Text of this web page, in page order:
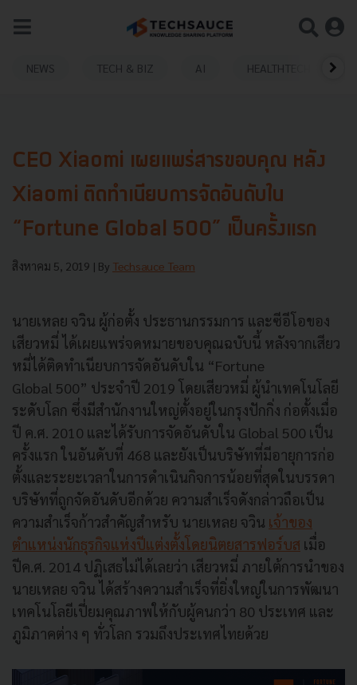
NEWS TECH & BIZ AI HEALTHTECH
CEO Xiaomi เผยแพร่สารขอบคุณ หลัง
Xiaomi ติดทำเนียบการจัดอันดับใน
“Fortune Global 500” เป็นครั้งแรก
สิงหาคม 5, 2019 | By Techsauce Team
นายเหลย จวิน ผู้ก่อตั้ง ประธานกรรมการ และซีอีโอของ
เสียวหมี่ ได้เผยแพร่จดหมายขอบคุณฉบับนี้ หลังจากเสียว
หมี่ได้ติดทำเนียบการจัดอันดับใน “Fortune
Global 500” ประจำปี 2019 โดยเสียวหมี่ ผู้นำเทคโนโลยี
ระดับโลก ซึ่งมีสำนักงานใหญ่ตั้งอยู่ในกรุงปักกิ่ง ก่อตั้งเมื่อ
ปี ค.ศ. 2010 และได้รับการจัดอันดับใน Global 500 เป็น
ครั้งแรก ในอันดับที่ 468 และยังเป็นบริษัทที่มีอายุการก่อ
ตั้งและระยะเวลาในการดำเนินกิจการน้อยที่สุดในบรรดา
บริษัทที่ถูกจัดอันดับอีกด้วย ความสำเร็จดังกล่าวถือเป็น
ความสำเร็จก้าวสำคัญสำหรับ นายเหลย จวิน เจ้าของ
ตำแหน่งนักธุรกิจแห่งปีแต่งตั้งโดยนิตยสารฟอร์บส เมื่อ
ปีค.ศ. 2014 ปฏิเสธไม่ได้เลยว่า เสียวหมี่ ภายใต้การนำของ
นายเหลย จวิน ได้สร้างความสำเร็จที่ยิ่งใหญ่ในการพัฒนา
เทคโนโลยีเปี่ยมคุณภาพให้กับผู้คนกว่า 80 ประเทศ และ
ภูมิภาคต่าง ๆ ทั่วโลก รวมถึงประเทศไทยด้วย